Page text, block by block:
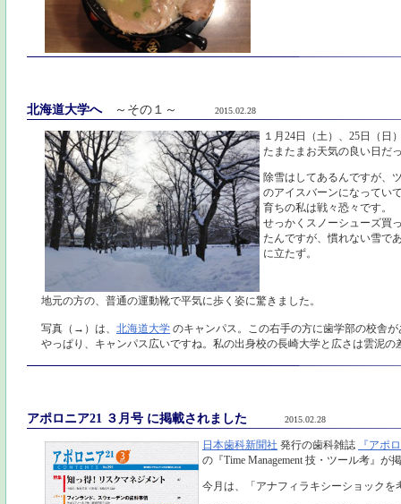
北海道大学へ～その１～ 2015.02.28
１月24日（土）、25日（日
たまたまお天気の良い日だ
除雪はしてあるんですが、
のアイスバーンになってい
育ちの私は戦々恐々です。
せっかくスノーシューズ買
たんですが、慣れない雪で
に立たず。
地元の方の、普通の運動靴で平気に歩く姿に驚きました。
写真（→）は、 北海道大学 のキャンパス。この右手の方に歯学部の校舎
やっぱり、キャンパス広いですね。私の出身校の長崎大学と広さは雲泥の
アポロニア21 ３月号 に掲載されました 2015.02.28
日本歯科新聞社 発行の歯科雑誌
『アポ
の『Time Management 技・ツール考』が
今月は、「アナフィラキシーショックを